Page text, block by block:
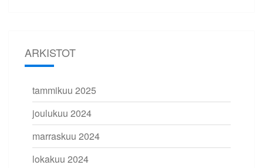
ARKISTOT
tammikuu 2025
joulukuu 2024
marraskuu 2024
lokakuu 2024